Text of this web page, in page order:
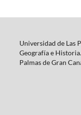
Universidad de Las
Geografía e
Palmas de Gran